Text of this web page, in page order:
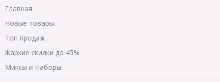
Главная
Новые товары
Топ продаж
Жаркие скидки до 45%
Миксы и Наборы